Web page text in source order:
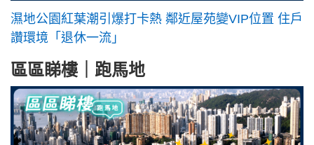
濕地公園紅葉潮引爆打卡熱 鄰近屋苑變VIP位置 住戶
讚環境「退休一流」
區區睇樓｜跑馬地